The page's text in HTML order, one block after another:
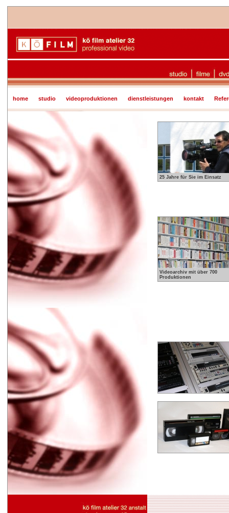
home studio videoproduktionen dienstleistungen kontakt
25 Jahre für Sie im Einsatz
Videoarchiv mit über 700
Produktionen